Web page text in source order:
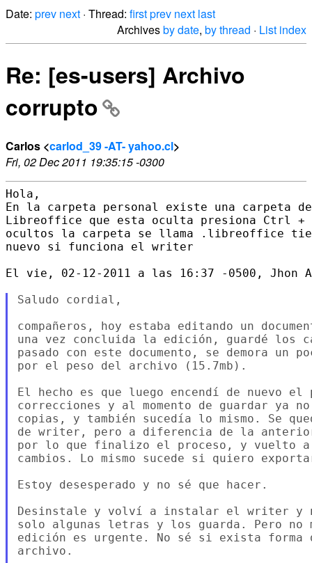
Date: prev next · Thread: firstprev next last
Archivesby date, by thread · List index
Re: [es-users] Archivo
corrupto
Carlos <carlod_39 -AT- yahoo.cl>
Fri, 02 Dec 2011 19:35:15 -0300
Hola,
En la carpeta personal existe una carpeta
Libreoffice que esta oculta presiona Ctrl +
ocultos la carpeta se llama .libreoffice
nuevo si funciona el writer
El vie, 02-12-2011 a las 16:37 -0500, Jhon
Saludo cordial,
compañeros, hoy estaba editando un
una vez concluida la edición, guardé los
pasado con este documento, se demora un
por el peso del archivo (15.7mb).
El hecho es que luego encendí de nuevo
correcciones y al momento de guardar ya
copias, y también sucedía lo mismo. Se
de writer, pero a diferencia de la
por lo que finalizo el proceso, y vuelto
cambios. Lo mismo sucede si quiero
Estoy desesperado y no sé que hacer.
Desinstale y volví a instalar el writer y
solo algunas letras y los guarda. Pero no
edición es urgente. No sé si exista forma
archivo.